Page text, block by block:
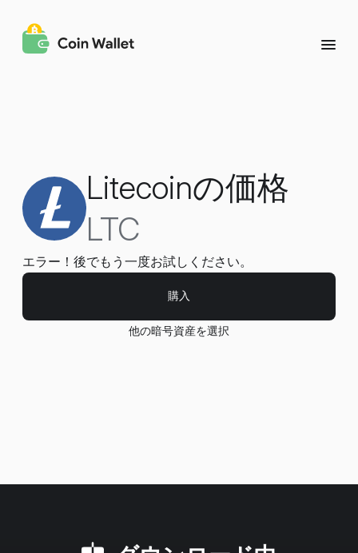
Litecoinの価格
LTC
エラー！後でもう一度お試しください。
購入
他の暗号資産を選択